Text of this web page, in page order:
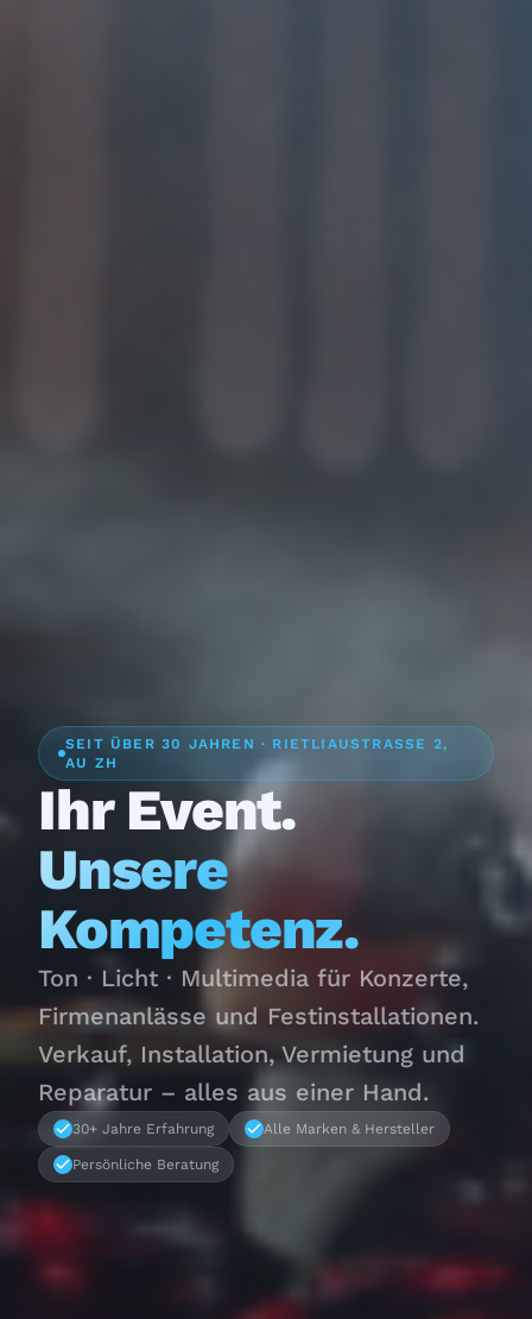
SEIT ÜBER 30 JAHREN · RIETLIAUSTRASSE 2,
AU ZH
Ihr Event.
Unsere
Kompetenz.
Ton · Licht · Multimedia für Konzerte,
Firmenanlässe und Festinstallationen.
Verkauf, Installation, Vermietung und
Reparatur – alles aus einer Hand.
30+ Jahre Erfahrung Alle Marken & Hersteller
Persönliche Beratung